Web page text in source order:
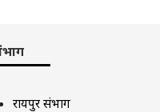
रायपुर संभाग